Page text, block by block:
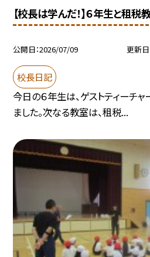
【校長は学んだ！】６年生と租税
公開日 2026/07/09 更新日
校長日記
今日の６年生は、ゲストティーチ
ました。次なる教室は、租税...